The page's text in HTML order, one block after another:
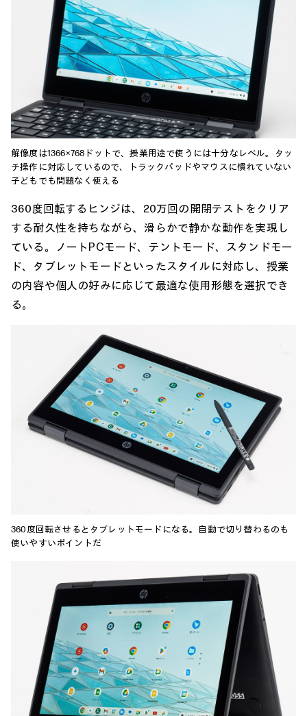
解像度は1366×768ドットで、授業用途で使うには十分なレベル。タッ
チ操作に対応しているので、トラックパッドやマウスに慣れていない
子どもでも問題なく使える
360度回転するヒンジは、20万回の開閉テストをクリア
する耐久性を持ちながら、滑らかで静かな動作を実現し
ている。ノートPCモード、テントモード、スタンドモー
ド、タブレットモードといったスタイルに対応し、授業
の内容や個人の好みに応じて最適な使用形態を選択でき
る。
360度回転させるとタブレットモードになる。自動で切り替わるのも
使いやすいポイントだ